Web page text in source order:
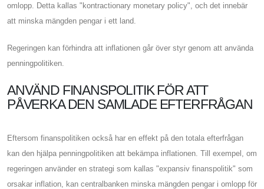
omlopp. Detta kallas "kontractionary monetary policy", och det innebär
att minska mängden pengar i ett land.
Regeringen kan förhindra att inflationen går över styr genom att använda
penningpolitiken.
ANVÄND FINANSPOLITIK FÖR ATT
PÅVERKA DEN SAMLADE EFTERFRÅGAN
Eftersom finanspolitiken också har en effekt på den totala efterfrågan
kan den hjälpa penningpolitiken att bekämpa inflationen. Till exempel, om
regeringen använder en strategi som kallas "expansiv finanspolitik" som
orsakar inflation, kan centralbanken minska mängden pengar i omlopp för